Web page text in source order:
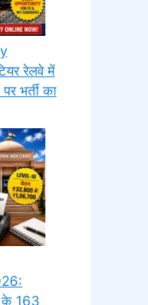
रेलवे में
भर्ती का
के 163